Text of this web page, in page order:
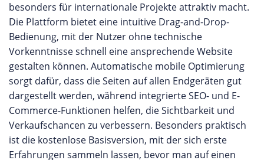
besonders für internationale Projekte attraktiv macht.
Die Plattform bietet eine intuitive Drag-and-Drop-
Bedienung, mit der Nutzer ohne technische
Vorkenntnisse schnell eine ansprechende Website
gestalten können. Automatische mobile Optimierung
sorgt dafür, dass die Seiten auf allen Endgeräten gut
dargestellt werden, während integrierte SEO- und E-
Commerce-Funktionen helfen, die Sichtbarkeit und
Verkaufschancen zu verbessern. Besonders praktisch
ist die kostenlose Basisversion, mit der sich erste
Erfahrungen sammeln lassen, bevor man auf einen